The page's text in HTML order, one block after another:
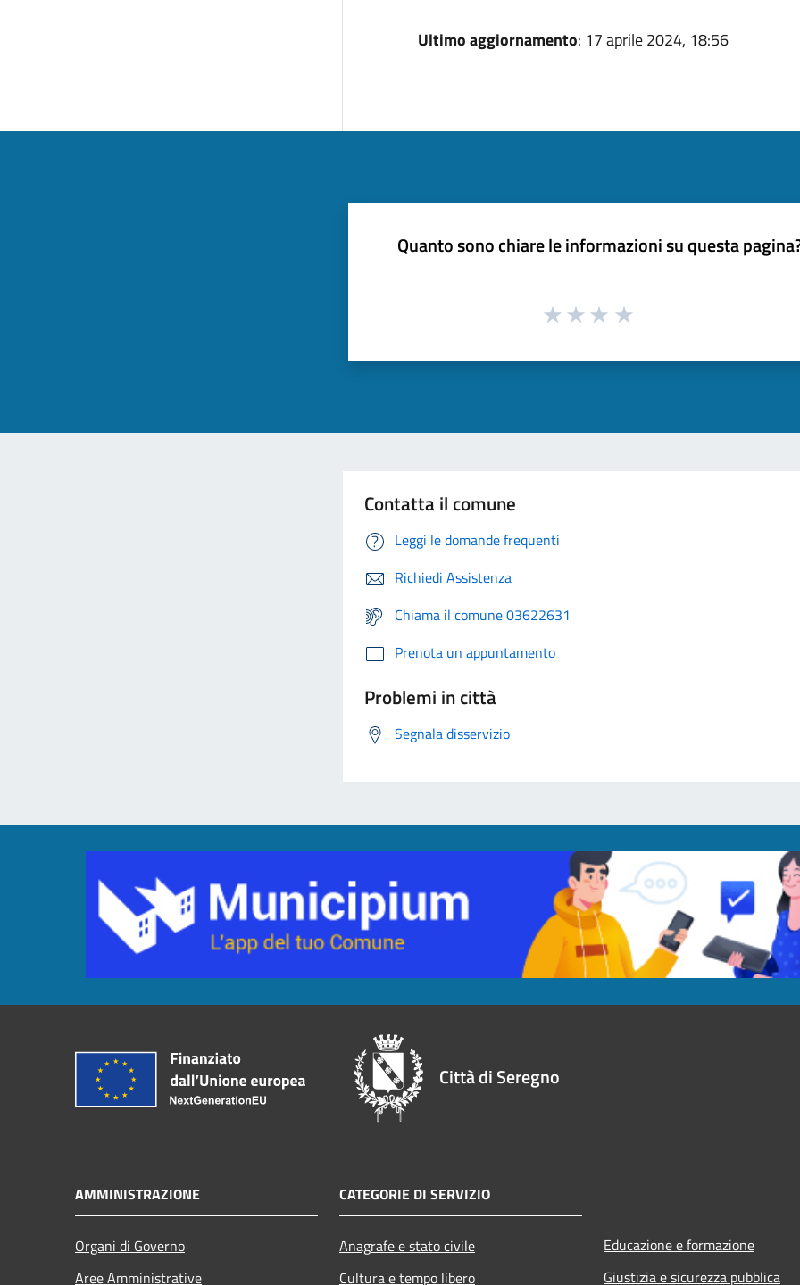
Ultimo aggiornamento: 17 aprile 2024, 18:56
Quanto sono chiare le informazioni su questa
Contatta il comune
Leggi le domande frequenti
Richiedi Assistenza
Chiama il comune 03622631
Prenota un appuntamento
Problemi in città
Segnala disservizio
Città di Seregno
AMMINISTRAZIONE
Organi di Governo
Aree Amministrative
CATEGORIE DI SERVIZIO
Anagrafe e stato civile
Cultura e tempo libero
Educazione e formazione
Giustizia e sicurezza pubblica